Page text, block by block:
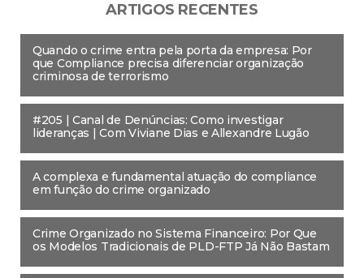
ARTIGOS RECENTES
Quando o crime entra pela porta da empresa: Por
que Compliance precisa diferenciar organização
criminosa de terrorismo
#205 | Canal de Denúncias: Como investigar
lideranças | Com Viviane Dias e Allexandre Lugão
A complexa e fundamental atuação do compliance
em função do crime organizado
Crime Organizado no Sistema Financeiro: Por Que
os Modelos Tradicionais de PLD-FTP Já Não Bastam